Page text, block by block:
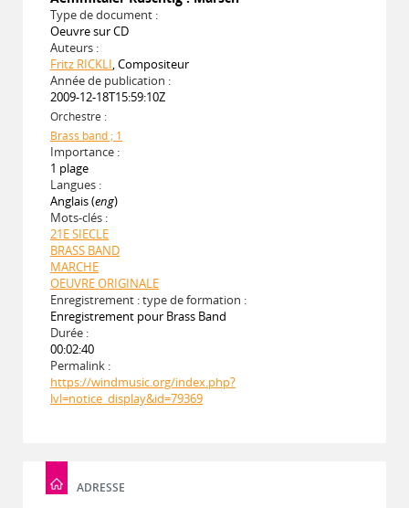
Type de document :
Oeuvre sur CD
Auteurs :
Fritz RICKLI, Compositeur
Année de publication :
2009-12-18T15:59:10Z
Orchestre :
Brass band ; 1
Importance :
1 plage
Langues :
Anglais (eng)
Mots-clés :
21E SIECLE
BRASS BAND
MARCHE
OEUVRE ORIGINALE
Enregistrement : type de formation :
Enregistrement pour Brass Band
Durée :
00:02:40
Permalink :
https://windmusic.org/index.php?
lvl=notice_display&id=79369
ADRESSE